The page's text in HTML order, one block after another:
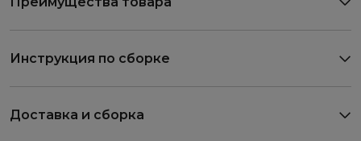
Инструкция по сборке
Доставка и сборка